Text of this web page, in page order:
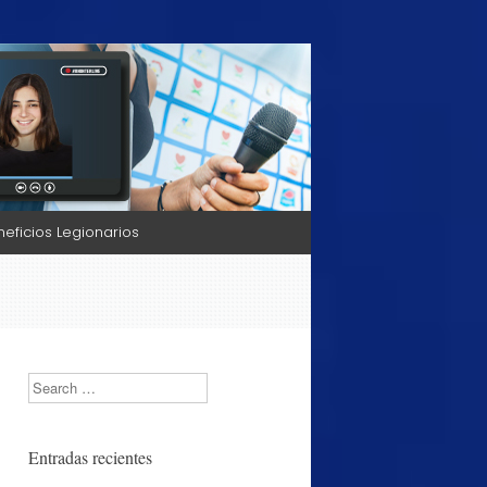
Legionarios
Search
Entradas recientes